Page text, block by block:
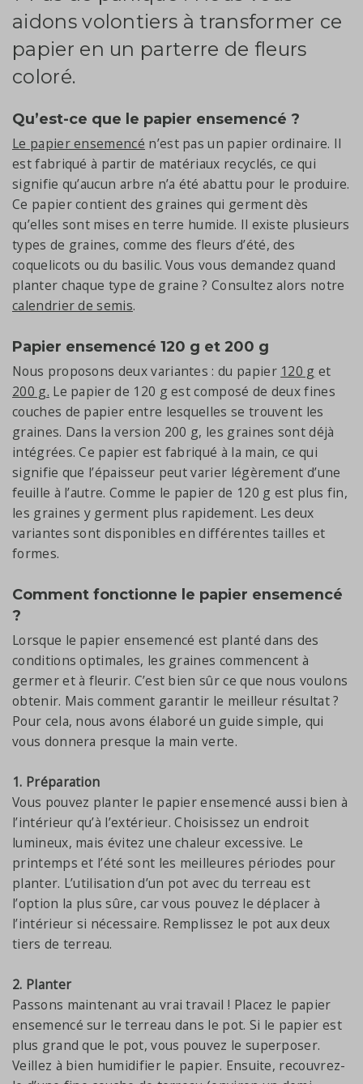
aidons volontiers à transformer ce
papier en un parterre de fleurs
coloré.
Qu’est-ce que le papier ensemencé ?
Le papier ensemencé n’est pas un papier ordinaire. Il
est fabriqué à partir de matériaux recyclés, ce qui
signifie qu’aucun arbre n’a été abattu pour le produire.
Ce papier contient des graines qui germent dès
qu’elles sont mises en terre humide. Il existe plusieurs
types de graines, comme des fleurs d’été, des
coquelicots ou du basilic. Vous vous demandez quand
planter chaque type de graine ? Consultez alors notre
calendrier de semis.
Papier ensemencé 120 g et 200 g
Nous proposons deux variantes : du papier 120 g et
200 g. Le papier de 120 g est composé de deux fines
couches de papier entre lesquelles se trouvent les
graines. Dans la version 200 g, les graines sont déjà
intégrées. Ce papier est fabriqué à la main, ce qui
signifie que l’épaisseur peut varier légèrement d’une
feuille à l’autre. Comme le papier de 120 g est plus fin,
les graines y germent plus rapidement. Les deux
variantes sont disponibles en différentes tailles et
formes.
Comment fonctionne le papier ensemencé
?
Lorsque le papier ensemencé est planté dans des
conditions optimales, les graines commencent à
germer et à fleurir. C’est bien sûr ce que nous voulons
obtenir. Mais comment garantir le meilleur résultat ?
Pour cela, nous avons élaboré un guide simple, qui
vous donnera presque la main verte.
1. Préparation
Vous pouvez planter le papier ensemencé aussi bien à
l’intérieur qu’à l’extérieur. Choisissez un endroit
lumineux, mais évitez une chaleur excessive. Le
printemps et l’été sont les meilleures périodes pour
planter. L’utilisation d’un pot avec du terreau est
l’option la plus sûre, car vous pouvez le déplacer à
l’intérieur si nécessaire. Remplissez le pot aux deux
tiers de terreau.
2. Planter
Passons maintenant au vrai travail ! Placez le papier
ensemencé sur le terreau dans le pot. Si le papier est
plus grand que le pot, vous pouvez le superposer.
Veillez à bien humidifier le papier. Ensuite, recouvrez-